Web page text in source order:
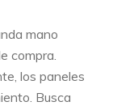
mano
compra.
los paneles
Busca